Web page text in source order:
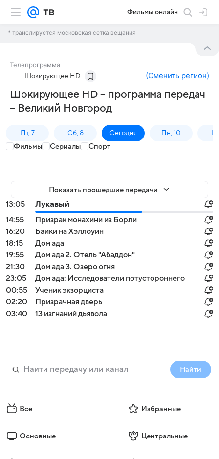
Фильмы онлайн
* транслируется московская сетка вещания
Телепрограмма
Шокирующее HD (Сменить регион)
Шокирующее HD – программа передач
– Великий Новгород
Пт, 7 Сб, 8 Сегодня Пн, 10
Фильмы Сериалы Спорт
Показать прошедшие передачи
13:05
Лукавый
14:55
Призрак монахини из Борли
16:20
Байки на Хэллоуин
18:15
Дом ада
19:55
Дом ада 2. Отель "Абаддон"
21:30
Дом ада 3. Озеро огня
23:05
Дом ада: Исследователи потустороннего
00:55
Ученик экзорциста
02:20
Призрачная дверь
03:40
13 изгнаний дьявола
Найти
Все Избранные
Основные Центральные